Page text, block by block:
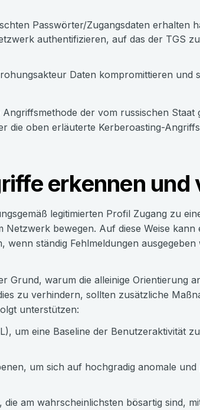
Passwörter/Zugangsdaten erhalten
authentifizieren, auf das der TGS
Daten kompromittieren und
der vom russischen Staat
die oben erläuterte Kerberoasting-
erkennen und
legitimierten Profil Zugang zu
bewegen. Auf diese Weise kann
ständig Fehlmeldungen
Grund, warum die alleinige Orientierung
zu verhindern, sollten zusätzliche
unterstützen:
um eine Baseline der Benutzeraktivität
um sich auf hochgradig anomale
am wahrscheinlichsten bösartig sind,